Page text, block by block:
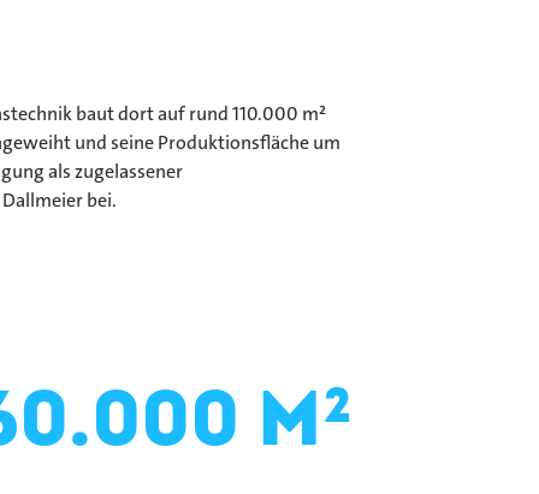
baut dort auf rund 110.000 m²
und seine Produktionsfläche um
als zugelassener
bei.
m²